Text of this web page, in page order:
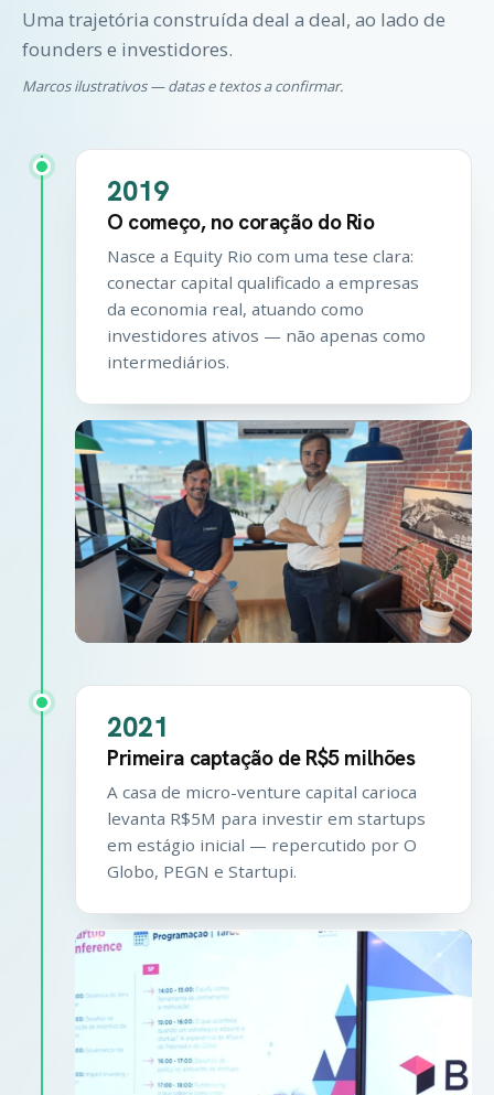
Uma trajetória construída deal a deal, ao lado de
founders e investidores.
Marcos ilustrativos — datas e textos a confirmar.
2019
O começo, no coração do Rio
Nasce a Equity Rio com uma tese clara:
conectar capital qualificado a empresas
da economia real, atuando como
investidores ativos — não apenas como
intermediários.
2021
Primeira captação de R$5 milhões
A casa de micro-venture capital carioca
levanta R$5M para investir em startups
em estágio inicial — repercutido por O
Globo, PEGN e Startupi.